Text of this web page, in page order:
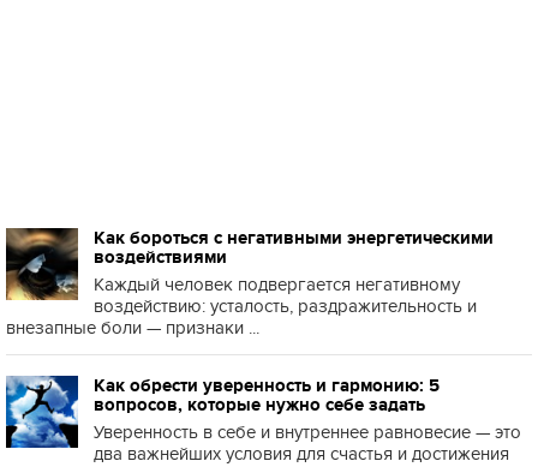
Как бороться с негативными энергетическими
воздействиями
Каждый человек подвергается негативному
воздействию: усталость, раздражительность и
внезапные боли — признаки ...
Как обрести уверенность и гармонию: 5
вопросов, которые нужно себе задать
Уверенность в себе и внутреннее равновесие — это
два важнейших условия для счастья и достижения